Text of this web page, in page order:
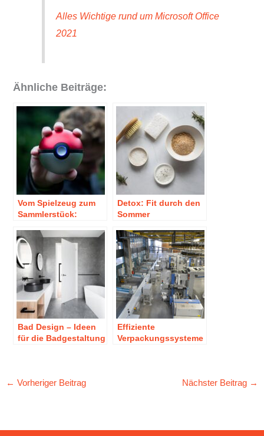
Alles Wichtige rund um Microsoft Office
2021
Ähnliche Beiträge:
Vom Spielzeug zum
Sammlerstück:
Detox: Fit durch den
Sommer
Bad Design – Ideen
für die Badgestaltung
Effiziente
Verpackungssysteme
← Vorheriger Beitrag Nächster Beitrag →